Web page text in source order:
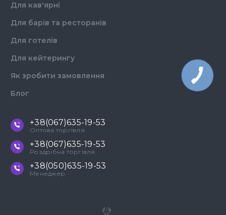
Для кав'ярні
Для барів та ресторанів
Для готелів
Для кейтерингу
Як зробити замовлення
Блог
+38(067)635-19-53
Оптова торгівля
+38(067)635-19-53
Роздрібна торгівля
+38(050)635-19-53
Менеджер
КНОПКА
ЗВ'ЯЗКУ